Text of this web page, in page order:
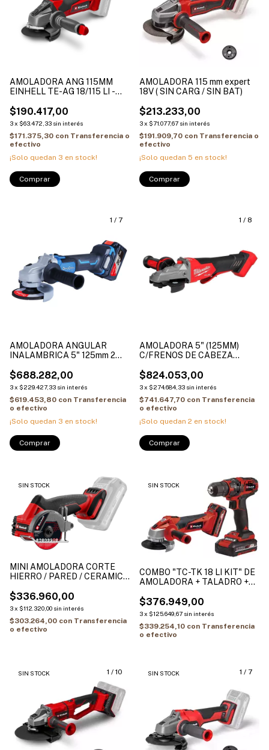
AMOLADORA ANG 115MM
EINHELL TE-AG 18/115 LI -
$190.417,00
3x $63.472,33 sin interés
$171.375,30 con Transferencia o
efectivo
¡Solo quedan 3 en stock!
AMOLADORA 115 mm expert
18V ( SIN CARG / SIN BAT)
$213.233,00
3x $71.077,67 sin interés
$191.909,70 con Transferencia o
efectivo
¡Solo quedan 5 en stock!
1 / 7
AMOLADORA ANGULAR
INALAMBRICA 5" 125mm 2
DONG CHENG DCSM03-125-
FK
$688.282,00
3x $229.427,33 sin interés
$619.453,80 con Transferencia
o efectivo
¡Solo quedan 3 en stock!
1 / 8
AMOLADORA 5" (125MM)
C/FRENOS DE CABEZA
FUEL 2886-20
$824.053,00
3x $274.684,33 sin interés
$741.647,70 con Transferencia
o efectivo
¡Solo quedan 2 en stock!
SIN STOCK
MINI AMOLADORA CORTE
HIERRO / PARED / CERAMICA
$336.960,00
3x $112.320,00 sin interés
$303.264,00 con Transferencia
o efectivo
1/5
SIN STOCK
COMBO "TC-TK 18 LI KIT" DE
AMOLADORA + TALADRO +
CARGADOR
$376.949,00
3x $125.649,67 sin interés
$339.254,10 con Transferencia
o efectivo
1 / 10
SIN STOCK 1 / 7
SIN STOCK